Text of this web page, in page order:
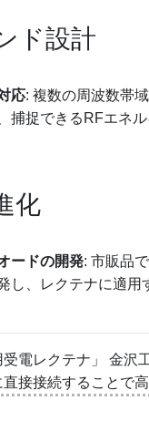
ド設計
応: 複数の周波数帯
捕捉できるRFエネ
化
ードの開発: 市販品
し、レクテナに適
受電レクテナ」 金
接接続することで